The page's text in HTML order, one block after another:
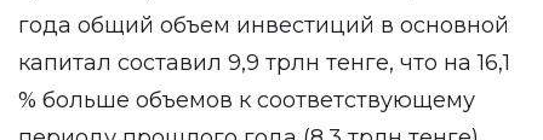
года общий объем инвестиций в основной
капитал составил 9,9 трлн тенге, что на 16,1
% больше объемов к соответствующему